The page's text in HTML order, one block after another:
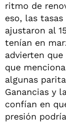
ritmo de
eso, las
ajustaron al
tenían en
advierten
que
algunas
Ganancias y
confían en
presión